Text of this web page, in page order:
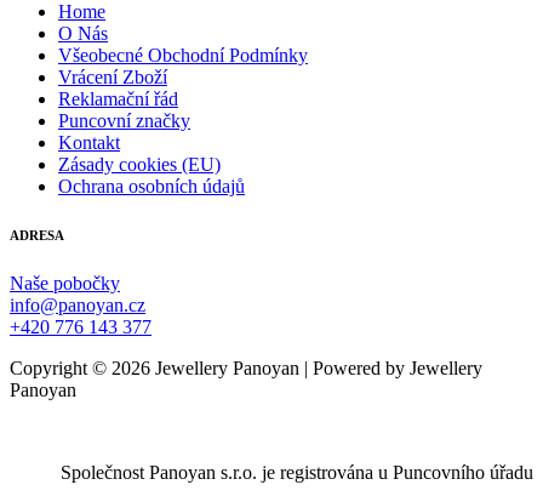
Home
O Nás
Všeobecné Obchodní Podmínky
Vrácení Zboží
Reklamační řád
Puncovní značky
Kontakt
Zásady cookies (EU)
Ochrana osobních údajů
ADRESA
Naše pobočky
info@panoyan.cz
+420 776 143 377
Copyright © 2026 Jewellery Panoyan | Powered by Jewellery
Panoyan
Společnost Panoyan s.r.o. je registrována u Puncovního úřadu